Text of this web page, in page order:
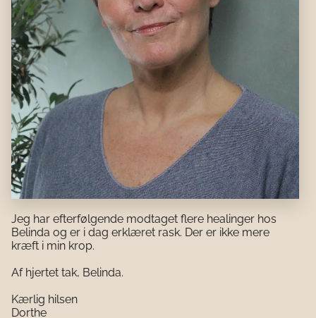
Jeg har efterfølgende modtaget flere healinger hos
Belinda og er i dag erklæret rask. Der er ikke mere
kræft i min krop.
Af hjertet tak, Belinda.
Kærlig hilsen
Dorthe